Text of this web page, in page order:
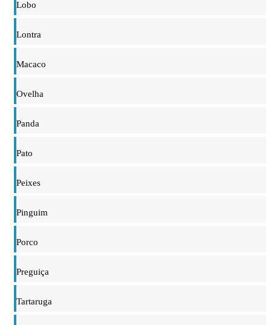
Lobo
Lontra
Macaco
Ovelha
Panda
Pato
Peixes
Pinguim
Porco
Preguiça
Tartaruga